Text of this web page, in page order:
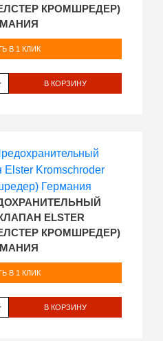
(ЕЛСТЕР КРОМШРЕДЕР)
В 1 КЛИК
В КОРЗИНУ
ELSTER
(ЕЛСТЕР КРОМШРЕДЕР)
В 1 КЛИК
В КОРЗИНУ